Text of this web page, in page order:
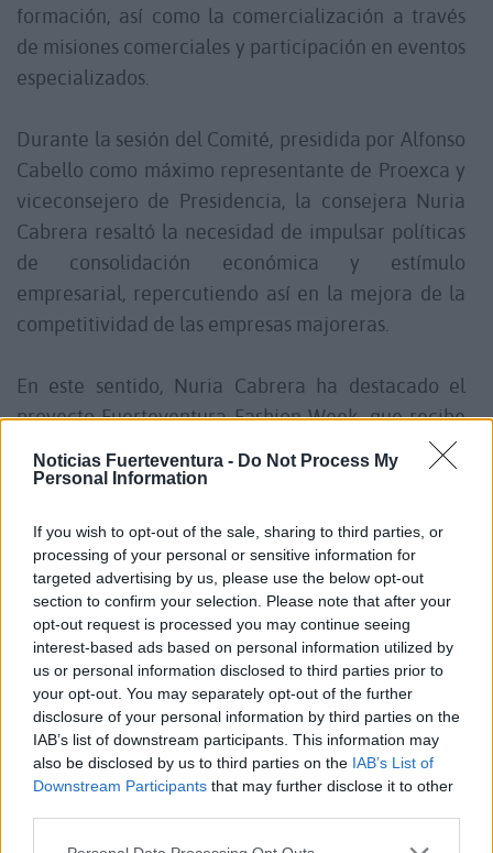
Noticias Fuerteventura - Do Not Process My
Personal Information
If you wish to opt-out of the sale, sharing to third parties, or
processing of your personal or sensitive information for
targeted advertising by us, please use the below opt-out
section to confirm your selection. Please note that after your
opt-out request is processed you may continue seeing
interest-based ads based on personal information utilized by
us or personal information disclosed to third parties prior to
your opt-out. You may separately opt-out of the further
disclosure of your personal information by third parties on the
IAB’s list of downstream participants. This information may
also be disclosed by us to third parties on the IAB’s List of
Downstream Participants that may further disclose it to other
formación, así como la comercialización a través
de misiones comerciales y participación en eventos
especializados.
Durante la sesión del Comité, presidida por Alfonso
Cabello como máximo representante de Proexca y
viceconsejero de Presidencia, la consejera Nuria
Cabrera resaltó la necesidad de impulsar políticas
de consolidación económica y estímulo
empresarial, repercutiendo así en la mejora de la
competitividad de las empresas majoreras.
En este sentido, Nuria Cabrera ha destacado el
proyecto Fuerteventura Fashion Week, que recibe
el apoyo del Cabildo de Fuerteventura y el
Ayuntamiento de Puerto del Rosario. “Un espacio
Canarias y creadores de diferentes disciplinas que
abre muchas oportunidades como sector
emergente y dinamizador de la economía”.
Además de su impacto económico, la FFW busca
promover la responsabilidad social, fomentando
prácticas sostenibles en la participación de
diseñadores y marcas. El evento cuenta con una
amplia cobertura mediática, clave para reforzar la
imagen de Fuerteventura como un referente en el